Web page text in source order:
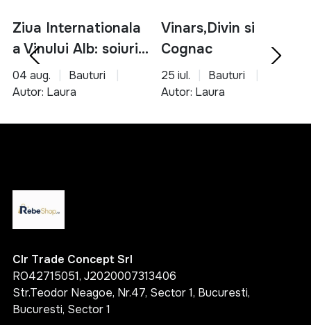
Ziua Internationala
a Vinului Alb: soiuri,
servire si asocieri
culinare
04 aug.
Bauturi
Autor: Laura
Vinars,Divin si
Cognac
25 iul.
Bauturi
Autor: Laura
Clr Trade Concept Srl
RO42715051, J2020007313406
Str.Teodor Neagoe, Nr.47, Sector 1, Bucuresti,
Bucuresti, Sector 1